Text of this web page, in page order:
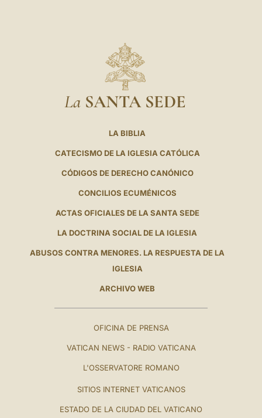
La SANTA SEDE
LA BIBLIA
CATECISMO DE LA IGLESIA CATÓLICA
CÓDIGOS DE DERECHO CANÓNICO
CONCILIOS ECUMÉNICOS
ACTAS OFICIALES DE LA SANTA SEDE
LA DOCTRINA SOCIAL DE LA IGLESIA
ABUSOS CONTRA MENORES. LA RESPUESTA DE LA
IGLESIA
ARCHIVO WEB
OFICINA DE PRENSA
VATICAN NEWS - RADIO VATICANA
L'OSSERVATORE ROMANO
SITIOS INTERNET VATICANOS
ESTADO DE LA CIUDAD DEL VATICANO